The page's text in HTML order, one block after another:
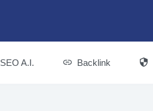
SEO A.I. Backlink